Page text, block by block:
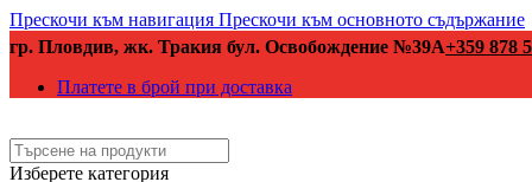
Прескочи към навигация Прескочи към основното съдържание
гр. Пловдив, жк. Тракия бул. Освобождение №39А+359 878
Платете в брой при доставка
Изберете категория